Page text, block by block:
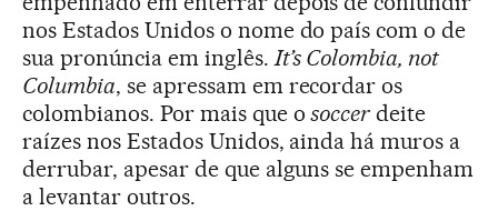
nos Estados Unidos o nome do país com o de
sua pronúncia em inglês.It’s Colombia, not
Columbia, se apressam em recordar os
colombianos. Por mais que osoccer deite
raízes nos Estados Unidos, ainda há muros a
derrubar, apesar de que alguns se empenham
a levantar outros.